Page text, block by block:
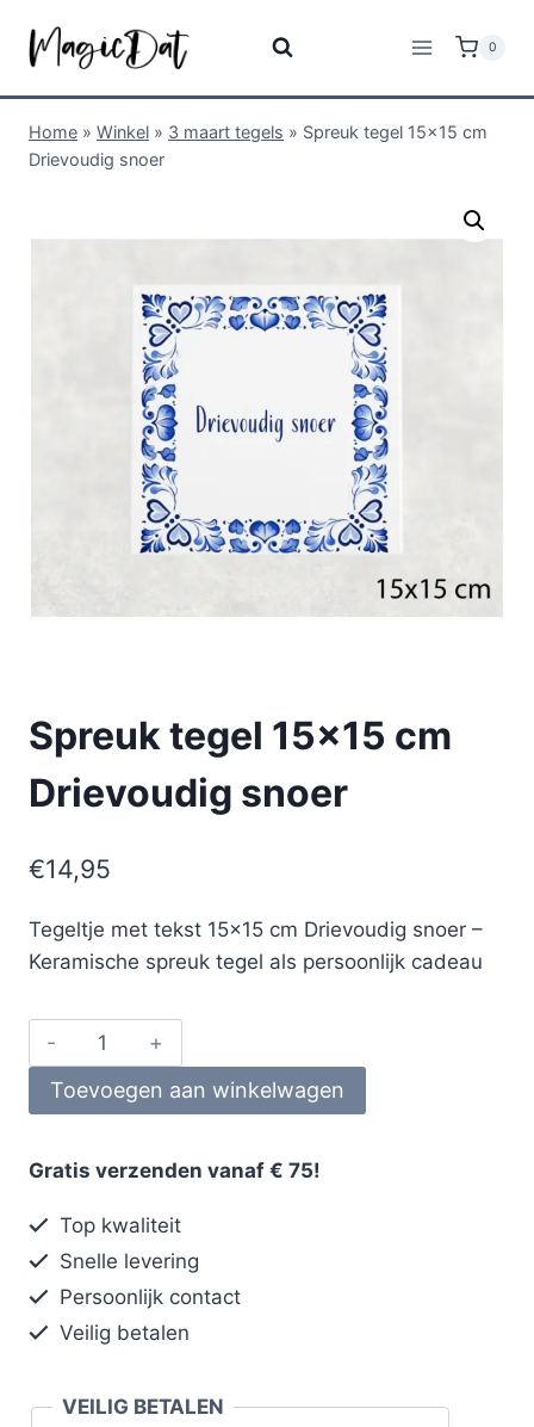
0
Home » Winkel » 3 maart tegels » Spreuk tegel 15×15 cm
Drievoudig snoer
Spreuk tegel 15×15 cm
Drievoudig snoer
€14,95
Tegeltje met tekst 15×15 cm Drievoudig snoer –
Keramische spreuk tegel als persoonlijk cadeau
Toevoegen aan winkelwagen
Gratis verzenden vanaf € 75!
Top kwaliteit
Snelle levering
Persoonlijk contact
Veilig betalen
VEILIG BETALEN